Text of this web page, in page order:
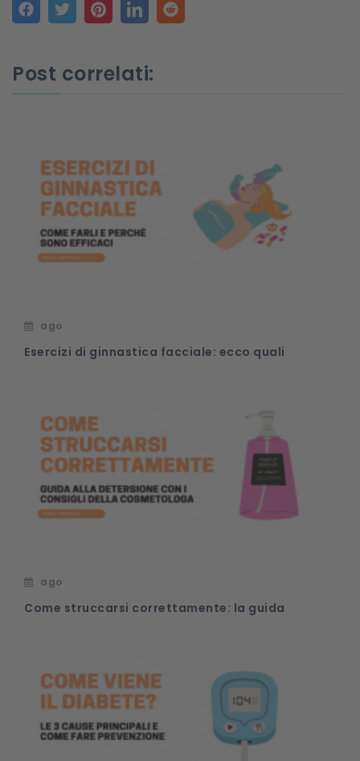
Post correlati:
ago
Esercizi di ginnastica facciale: ecco quali
ago
Come struccarsi correttamente: la guida